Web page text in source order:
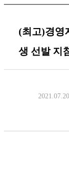
(최고)경영
생 선발 지
2021.07.20